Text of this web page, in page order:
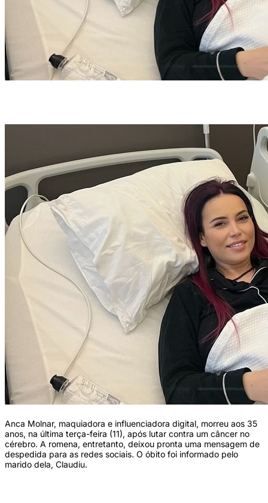
Anca Molnar, maquiadora e influenciadora digital, morreu aos 35
anos, na última terça-feira (11), após lutar contra um câncer no
cérebro. A romena, entretanto, deixou pronta uma mensagem de
despedida para as redes sociais. O óbito foi informado pelo
marido dela, Claudiu.